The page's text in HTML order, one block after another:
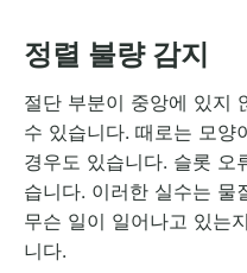
정렬 불량 감지
절단 부분이 중앙에 있지
수 있습니다. 때로는 모양
경우도 있습니다. 슬롯 오
습니다. 이러한 실수는 물
무슨 일이 일어나고 있는
니다.